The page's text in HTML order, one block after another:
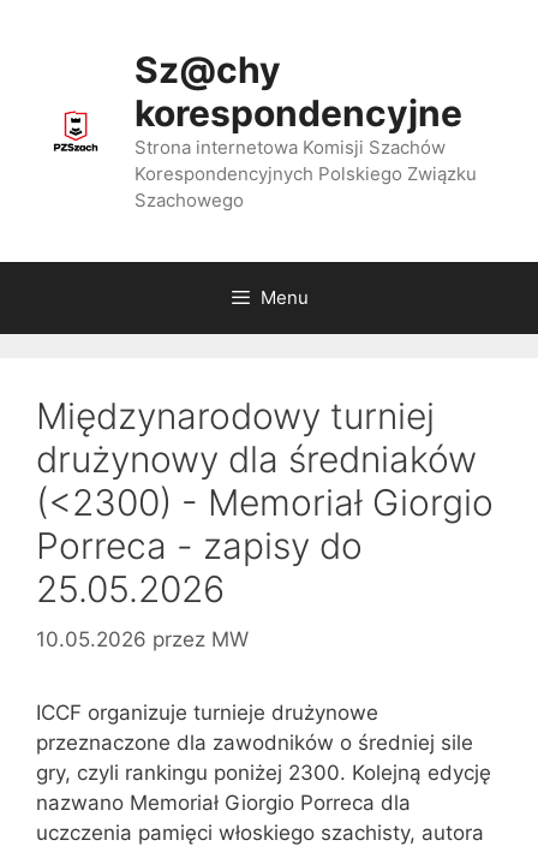
Sz@chy
korespondencyjne
Strona internetowa Komisji Szachów
Korespondencyjnych Polskiego Związku
Szachowego
Menu
Międzynarodowy turniej
drużynowy dla średniaków
(<2300) - Memoriał Giorgio
Porreca - zapisy do
25.05.2026
10.05.2026 przez MW
ICCF organizuje turnieje drużynowe
przeznaczone dla zawodników o średniej sile
gry, czyli rankingu poniżej 2300. Kolejną edycję
nazwano Memoriał Giorgio Porreca dla
uczczenia pamięci włoskiego szachisty, autora